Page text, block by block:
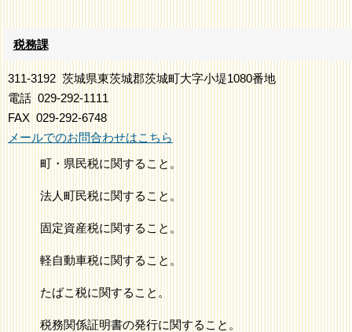
税務課
311-3192 茨城県東茨城郡茨城町大字小堤1080番地
電話 029-292-1111
FAX 029-292-6748
メールでのお問合わせはこちら
町・県民税に関すること。
法人町民税に関すること。
固定資産税に関すること。
軽自動車税に関すること。
たばこ税に関すること。
税務関係証明書の発行に関すること。